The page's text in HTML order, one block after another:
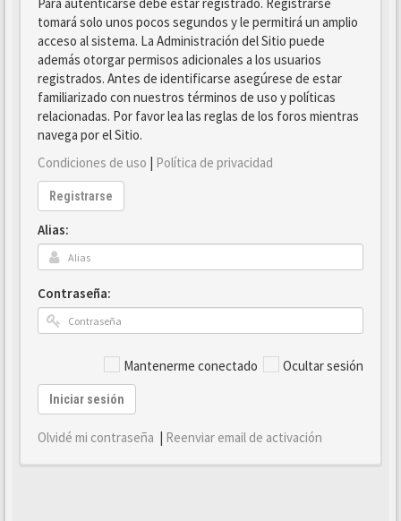
tomará solo unos pocos segundos y le permitirá un amplio
acceso al sistema. La Administración del Sitio puede
además otorgar permisos adicionales a los usuarios
registrados. Antes de identificarse asegúrese de estar
familiarizado con nuestros términos de uso y políticas
relacionadas. Por favor lea las reglas de los foros mientras
navega por el Sitio.
Condiciones de uso | Política de privacidad
Registrarse
Alias:
Contraseña:
Mantenerme conectado Ocultar sesión
Iniciar sesión
Olvidé mi contraseña | Reenviar email de activación